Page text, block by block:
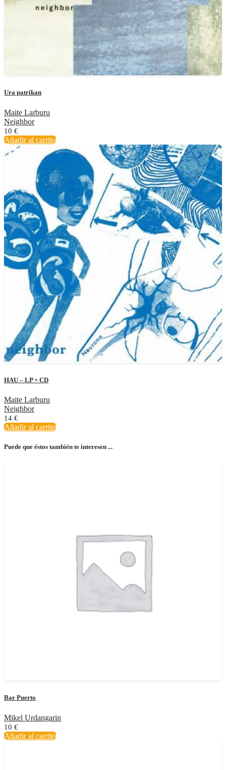
Ura patrikan
Maite Larburu
Neighbor
10 €
Añadir al carrito
HAU – LP + CD
Maite Larburu
Neighbor
14 €
Añadir al carrito
Puede que éstos también te interesen ...
Bar Puerto
Mikel Urdangarin
10 €
Añadir al carrito